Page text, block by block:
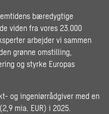
bæredygtige
viden fra vores 23.000
arbejder vi sammen
grønne omstilling,
og styrke Europas
og ingeniørrådgiver med en
mia. EUR) i 2025.